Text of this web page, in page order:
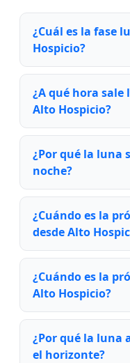
¿Cuál es la fase
Hospicio?
¿A qué hora sale
Alto Hospicio?
¿Por qué la luna
noche?
¿Cuándo es la
desde Alto
¿Cuándo es la
Alto Hospicio?
¿Por qué la luna
el horizonte?